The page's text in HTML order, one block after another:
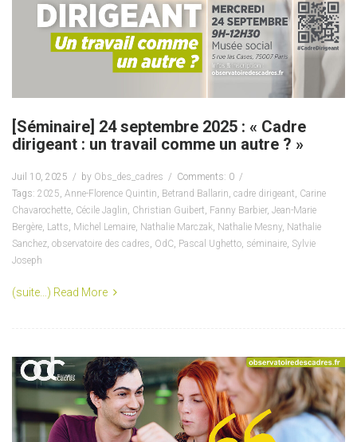
[Séminaire] 24 septembre 2025 : « Cadre
dirigeant : un travail comme un autre ? »
Juil 10, 2025 by Obs_des_cadres
Comments: 0
Tags: 2025, Anne-Florence Quintin, Betrand Ballarin, cadre dirigeant, Carine
Chavarochette, Cécile Jaglin, Christian Guibert, Fanny Barbier, Jean-Marie
Bergère, Latts, Michel Lemaire, Nathalie Marczak, Nathalie Mesny, Nathalie
Sanchez, observatoire des cadres, OdC, Pascal Ughetto, séminaire, Sylvie
Joseph
(suite…) Read More